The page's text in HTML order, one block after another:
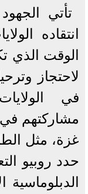
تأتي
انتقاده
الوقت الذي
لاحتجاز
في
مشاركتهم
غزة، مثل
حدد روبيو
الدبلوماسية